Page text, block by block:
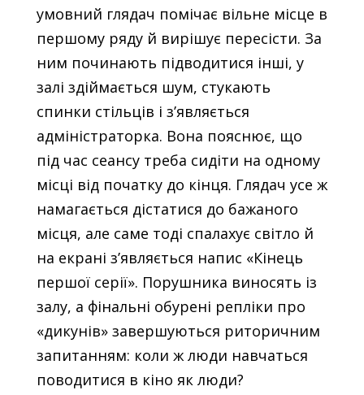
умовний глядач помічає вільне місце в
першому ряду й вирішує пересісти. За
ним починають підводитися інші, у
залі здіймається шум, стукають
спинки стільців і з’являється
адміністраторка. Вона пояснює, що
під час сеансу треба сидіти на одному
місці від початку до кінця. Глядач усе ж
намагається дістатися до бажаного
місця, але саме тоді спалахує світло й
на екрані з’являється напис «Кінець
першої серії». Порушника виносять із
залу, а фінальні обурені репліки про
«дикунів» завершуються риторичним
запитанням: коли ж люди навчаться
поводитися в кіно як люди?